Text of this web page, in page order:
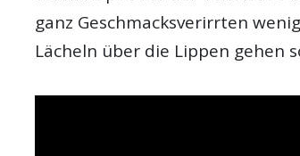
ganz Geschmacksverirrten
Lächeln über die Lippen gehen